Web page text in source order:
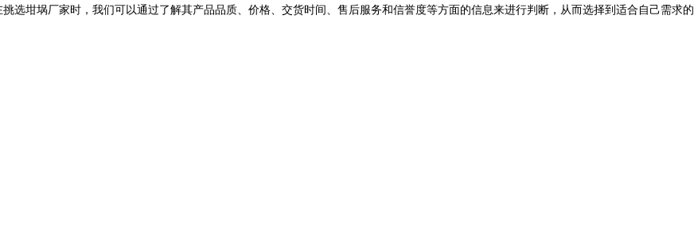
选坩埚厂家时，我们可以通过了解其产品品质、价格、交货时间、售后服务和信誉度等方面的信息来进行判断，从而选择到适合自己需求的